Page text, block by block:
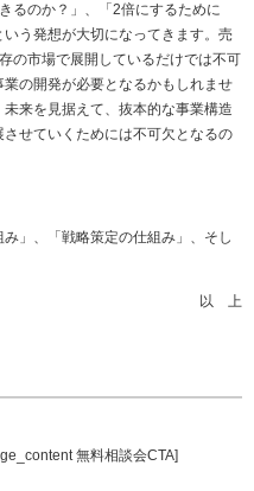
るのか？」、「 2倍にするために
う発想が大切になってきます。売
の市場で展開しているだけでは不可
の開発が必要となるかもしれませ
来を見据えて、抜本的な事業構造
せていくためには不可欠となるの
」、「戦略策定の仕組み」、そし
以 上
無料相談会CTA]